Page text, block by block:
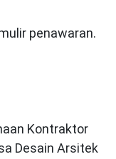
penawaran.
Kontraktor
Desain Arsitek